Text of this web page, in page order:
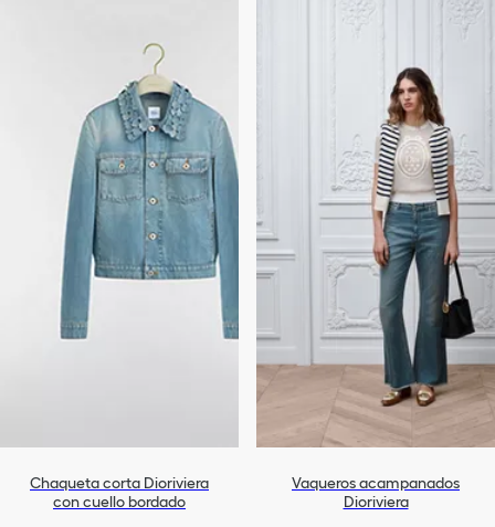
Chaqueta corta Dioriviera
con cuello bordado
Vaqueros acampanados
Dioriviera